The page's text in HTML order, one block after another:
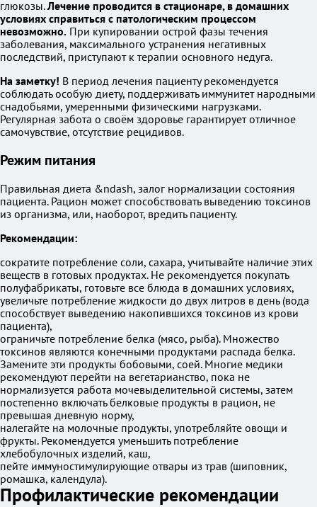
глюкозы.Лечение проводится в стационаре, в домашних
условиях справиться с патологическим процессом
невозможно. При купировании острой фазы течения
заболевания, максимального устранения негативных
последствий, приступают к терапии основного недуга.
На заметку! В период лечения пациенту рекомендуется
соблюдать особую диету, поддерживать иммунитет народными
снадобьями, умеренными физическими нагрузками.
Регулярная забота о своём здоровье гарантирует отличное
самочувствие, отсутствие рецидивов.
Режим питания
Правильная диета &ndash, залог нормализации состояния
пациента. Рацион может способствовать выведению токсинов
из организма, или, наоборот, вредить пациенту.
Рекомендации:
сократите потребление соли, сахара, учитывайте наличие этих
веществ в готовых продуктах. Не рекомендуется покупать
полуфабрикаты, готовьте все блюда в домашних условиях,
увеличьте потребление жидкости до двух литров в день (вода
способствует выведению накопившихся токсинов из крови
пациента),
ограничьте потребление белка (мясо, рыба). Множество
токсинов являются конечными продуктами распада белка.
Замените эти продукты бобовыми, соей. Многие медики
рекомендуют перейти на вегетарианство, пока не
нормализуется работа мочевыделительной системы, затем
постепенно включать белковые продукты в рацион, не
превышая дневную норму,
налегайте на молочные продукты, употребляйте овощи и
фрукты. Рекомендуется уменьшить потребление
хлебобулочных изделий, каш,
пейте иммуностимулирующие отвары из трав (шиповник,
ромашка, календула).
Профилактические рекомендации